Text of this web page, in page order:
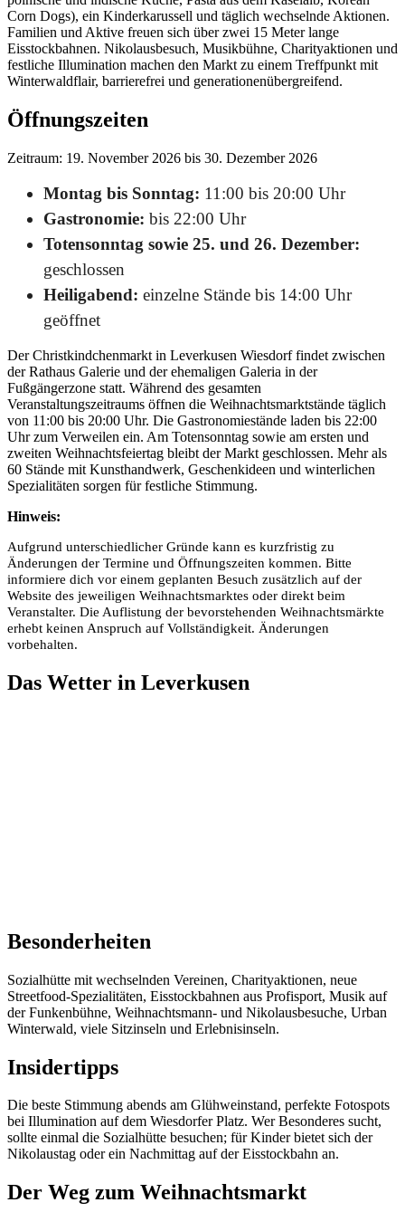
Corn Dogs), ein Kinderkarussell und täglich wechselnde Aktionen.
Familien und Aktive freuen sich über zwei 15 Meter lange
Eisstockbahnen. Nikolausbesuch, Musikbühne, Charityaktionen und
festliche Illumination machen den Markt zu einem Treffpunkt mit
Winterwaldflair, barrierefrei und generationenübergreifend.
Öffnungszeiten
Zeitraum: 19. November 2026 bis 30. Dezember 2026
Montag bis Sonntag: 11:00 bis 20:00 Uhr
Gastronomie: bis 22:00 Uhr
Totensonntag sowie 25. und 26. Dezember:
geschlossen
Heiligabend: einzelne Stände bis 14:00 Uhr
geöffnet
Der Christkindchenmarkt in Leverkusen Wiesdorf findet zwischen
der Rathaus Galerie und der ehemaligen Galeria in der
Fußgängerzone statt. Während des gesamten
Veranstaltungszeitraums öffnen die Weihnachtsmarktstände täglich
von 11:00 bis 20:00 Uhr. Die Gastronomiestände laden bis 22:00
Uhr zum Verweilen ein. Am Totensonntag sowie am ersten und
zweiten Weihnachtsfeiertag bleibt der Markt geschlossen. Mehr als
60 Stände mit Kunsthandwerk, Geschenkideen und winterlichen
Spezialitäten sorgen für festliche Stimmung.
Hinweis:
Aufgrund unterschiedlicher Gründe kann es kurzfristig zu
Änderungen der Termine und Öffnungszeiten kommen. Bitte
informiere dich vor einem geplanten Besuch zusätzlich auf der
Website des jeweiligen Weihnachtsmarktes oder direkt beim
Veranstalter. Die Auflistung der bevorstehenden Weihnachtsmärkte
erhebt keinen Anspruch auf Vollständigkeit. Änderungen
vorbehalten.
Das Wetter in Leverkusen
Besonderheiten
Sozialhütte mit wechselnden Vereinen, Charityaktionen, neue
Streetfood-Spezialitäten, Eisstockbahnen aus Profisport, Musik auf
der Funkenbühne, Weihnachtsmann- und Nikolausbesuche, Urban
Winterwald, viele Sitzinseln und Erlebnisinseln.
Insidertipps
Die beste Stimmung abends am Glühweinstand, perfekte Fotospots
bei Illumination auf dem Wiesdorfer Platz. Wer Besonderes sucht,
sollte einmal die Sozialhütte besuchen; für Kinder bietet sich der
Nikolaustag oder ein Nachmittag auf der Eisstockbahn an.
Der Weg zum Weihnachtsmarkt